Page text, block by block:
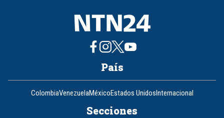
País
ColombiaVenezuelaMéxicoEstados Unidos Internacional
Secciones